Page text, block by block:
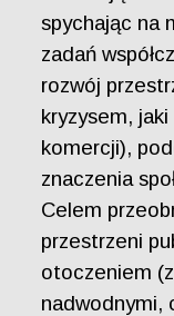
spychając na
zadań
rozwój
kryzysem,
komercji),
znaczenia
Celem
przestrzeni
otoczeniem
nadwodnymi,